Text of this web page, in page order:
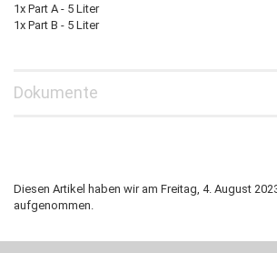
1x Part A - 5 Liter
1x Part B - 5 Liter
Dokumente
Diesen Artikel haben wir am Freitag, 4. August
aufgenommen.